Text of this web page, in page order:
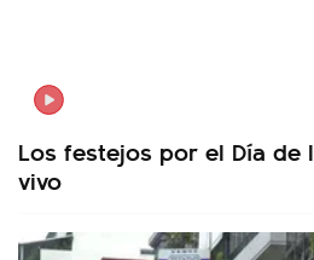
Los festejos por el Día de
vivo